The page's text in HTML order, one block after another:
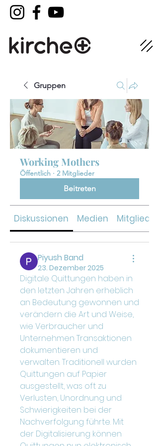
Gruppen
Working Mothers
Öffentlich · 2 Mitglieder
Beitreten
Diskussionen Medien Mitglieder
Piyush Band
23. Dezember 2025
Digitale Quittungen haben in
den letzten Jahren erheblich
an Bedeutung gewonnen und
verändern die Art und Weise,
wie Verbraucher und
Unternehmen Transaktionen
dokumentieren und
verwalten. Traditionell wurden
Quittungen auf Papier
ausgestellt, was oft zu
Verlusten, Unordnung und
Schwierigkeiten bei der
Nachverfolgung führte. Mit
der Digitalisierung können